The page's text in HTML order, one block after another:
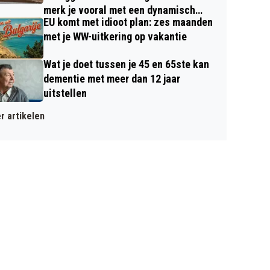
merk je vooral met een dynamisch
contract
EU komt met idioot plan: zes maanden
met je WW-uitkering op vakantie
Wat je doet tussen je 45 en 65ste kan
dementie met meer dan 12 jaar
uitstellen
artikelen